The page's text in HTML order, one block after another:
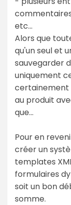
etc...
Alors que
qu'un seul et
sauvegarder
uniquement
certainement
au produit
que...
Pour en
créer un
templates
formulaires
soit un bon
somme.